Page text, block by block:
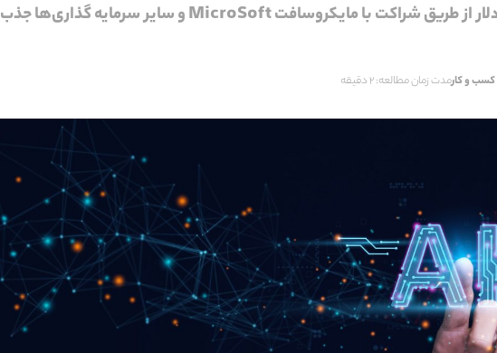
OpenAI توانسته حدود 14 میلیارد دلار از طریق شراکت با مایکروسافت MicroSoft و سایر سرمایه گذاری‌ها جذب
کسب و کارمدت زمان مطالعه: 2 دقیقه